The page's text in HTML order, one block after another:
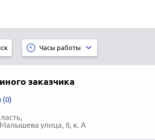
Часы работы
заказчика
улица, 8, к. А